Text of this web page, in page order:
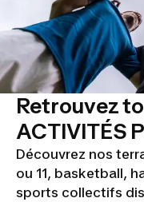
Retrouvez
ACTIVITÉS
Découvrez nos
ou 11, basketball,
sports collectifs